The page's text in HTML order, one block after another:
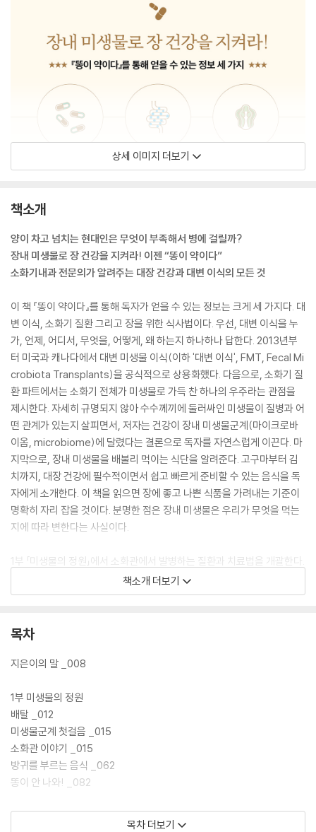
상세 이미지 더보기
책소개
양이 차고 넘치는 현대인은 무엇이 부족해서 병에 걸릴까?
장내 미생물로 장 건강을 지켜라! 이젠 “똥이 약이다”
소화기내과 전문의가 알려주는 대장 건강과 대변 이식의 모든 것
이 책 『똥이 약이다』를 통해 독자가 얻을 수 있는 정보는 크게 세 가지다. 대
변 이식, 소화기 질환 그리고 장을 위한 식사법이다. 우선, 대변 이식을 누
가, 언제, 어디서, 무엇을, 어떻게, 왜 하는지 하나하나 답한다. 2013년부
터 미국과 캐나다에서 대변 미생물 이식(이하 '대변 이식', FMT, Fecal Mi
crobiota Transplants)을 공식적으로 상용화했다. 다음으로, 소화기 질
환 파트에서는 소화기 전체가 미생물로 가득 찬 하나의 우주라는 관점을
제시한다. 자세히 규명되지 않아 수수께끼에 둘러싸인 미생물이 질병과 어
떤 관계가 있는지 살피면서, 저자는 건강이 장내 미생물군계(마이크로바
이옴, microbiome)에 달렸다는 결론으로 독자를 자연스럽게 이끈다. 마
지막으로, 장내 미생물을 배불리 먹이는 식단을 알려준다. 고구마부터 김
치까지, 대장 건강에 필수적이면서 쉽고 빠르게 준비할 수 있는 음식을 독
자에게 소개한다. 이 책을 읽으면 장에 좋고 나쁜 식품을 가려내는 기준이
명확히 자리 잡을 것이다. 분명한 점은 장내 미생물은 우리가 무엇을 먹는
지에 따라 변한다는 사실이다.
1부 「미생물의 정원」에서 소화관에서 발병하는 질환과 치료법을 개괄한다.
달라진 식습관과 도시 생활이 장내 미생물군계의 다양성을 줄였고, 이 때
문에 현대인에게 질병이 만연해졌다고 말한다. 2부 「똥이 약이다」에서 대
있다는 가설을 제시한다. 크론병, 심장질환, 비만, 자폐증, 건선, 우울증, 과
례를 통해 뒷받침한다. 다음 파트에서 독자들이 가장 궁금해 할 내용을 담
부작용 및 합병증, 대변 은행 등을 상세히 밝힌다. 4부 「대변 이식의 미래」
에서는 대변 이식이 지닌 한계를 밝히고 미생물이 인간의 지배자일 수도
있다고 주장한다. 결론적으로 이 책은 우리의 미생물군계를 다양화할 수
있도록 독자에게 장 건강 방법을 실천하는 방향을 안내한다.
책소개 더보기
목차
지은이의 말 _008
1부 미생물의 정원
배탈 _012
미생물군계 첫걸음 _015
소화관 이야기 _015
방귀를 부르는 음식 _062
똥이 안 나와! _082
2부 똥이 약이다
목차 더보기